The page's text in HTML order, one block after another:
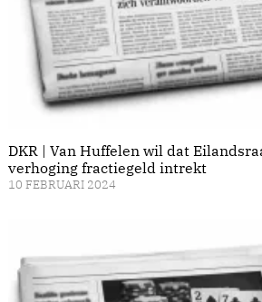
DKR | Van Huffelen wil dat
verhoging fractiegeld intrekt
10 FEBRUARI 2024